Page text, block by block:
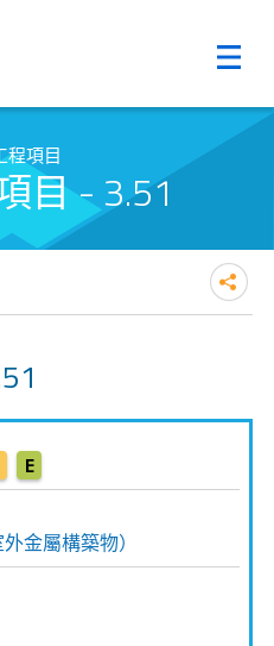
程項目
目 - 3.51
E
金屬構築物）